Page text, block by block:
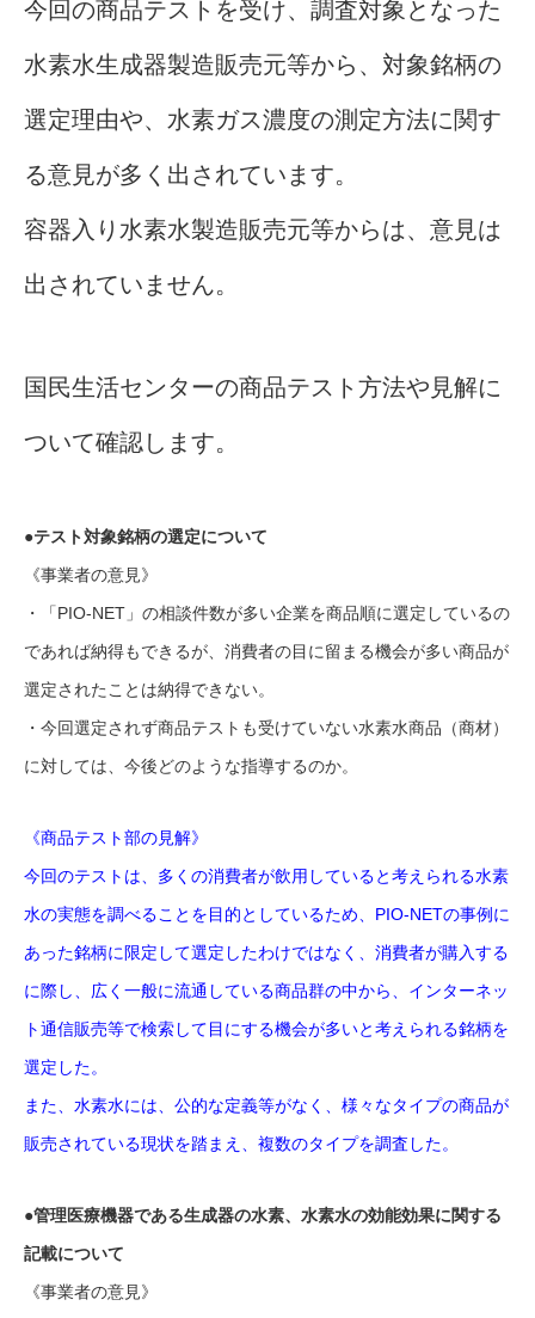
今回の商品テストを受け、調査対象となった
水素水生成器製造販売元等から、対象銘柄の
選定理由や、水素ガス濃度の測定方法に関す
る意見が多く出されています。
容器入り水素水製造販売元等からは、意見は
出されていません。
国民生活センターの商品テスト方法や見解に
ついて確認します。
●テスト対象銘柄の選定について
《事業者の意見》
・「PIO-NET」の相談件数が多い企業を商品順に選定しているの
であれば納得もできるが、消費者の目に留まる機会が多い商品が
選定されたことは納得できない。
・今回選定されず商品テストも受けていない水素水商品（商材）
に対しては、今後どのような指導するのか。
《商品テスト部の見解》
今回のテストは、多くの消費者が飲用していると考えられる水素
水の実態を調べることを目的としているため、PIO-NETの事例に
あった銘柄に限定して選定したわけではなく、消費者が購入する
に際し、広く一般に流通している商品群の中から、インターネッ
ト通信販売等で検索して目にする機会が多いと考えられる銘柄を
選定した。
また、水素水には、公的な定義等がなく、様々なタイプの商品が
販売されている現状を踏まえ、複数のタイプを調査した。
●管理医療機器である生成器の水素、水素水の効能効果に関する
記載について
《事業者の意見》